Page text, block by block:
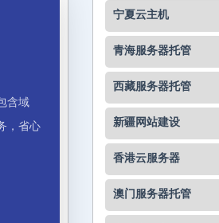
含域
，省心
宁夏云主机
青海服务器托管
西藏服务器托管
新疆网站建设
香港云服务器
澳门服务器托管